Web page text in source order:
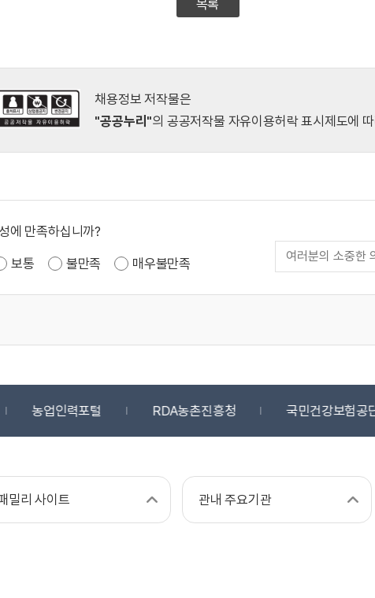
목록
채용정보 저작물은
"공공누리"의 공공저작물 자유이용허락 표시제도에
에 만족하십니까?
보통 불만족 매우불만족
농업인력포털 RDA농촌진흥청 국민건강보험공
밀리 사이트 관내 주요기관